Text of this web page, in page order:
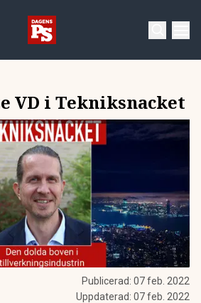
VD i Tekniksnacket
Publicerad: 07 feb. 2022
Uppdaterad: 07 feb. 2022